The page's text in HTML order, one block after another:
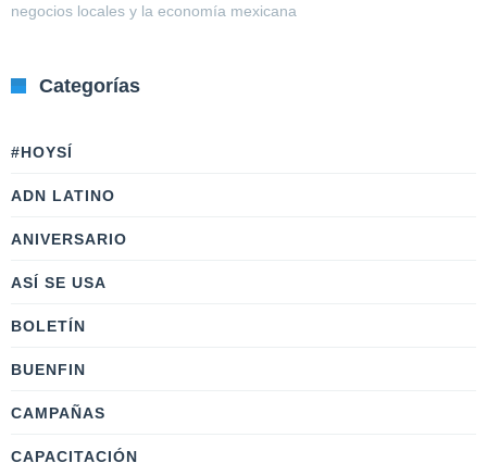
negocios locales y la economía mexicana
Categorías
#HOYSÍ
ADN LATINO
ANIVERSARIO
ASÍ SE USA
BOLETÍN
BUENFIN
CAMPAÑAS
CAPACITACIÓN